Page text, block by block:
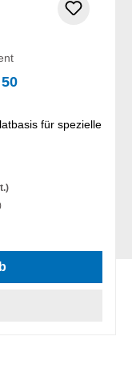
für spezielle
5 Sternen